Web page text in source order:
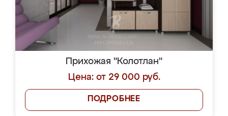
Прихожая "Колотлан"
Цена: от 29 000 руб.
ПОДРОБНЕЕ